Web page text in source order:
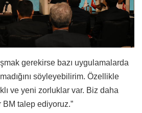
gerekirse bazı uygulamalarda
söyleyebilirim. Özellikle
ve yeni zorluklar var. Biz daha
talep ediyoruz.”